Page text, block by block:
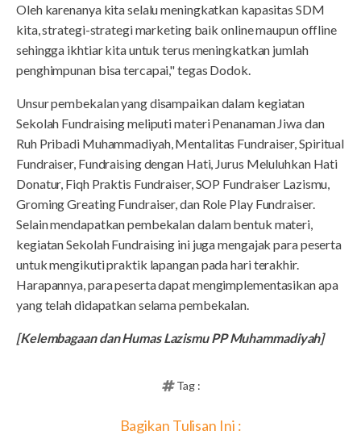
Oleh karenanya kita selalu meningkatkan kapasitas SDM
kita, strategi-strategi marketing baik online maupun offline
sehingga ikhtiar kita untuk terus meningkatkan jumlah
penghimpunan bisa tercapai," tegas Dodok.
Unsur pembekalan yang disampaikan dalam kegiatan
Sekolah Fundraising meliputi materi Penanaman Jiwa dan
Ruh Pribadi Muhammadiyah, Mentalitas Fundraiser, Spiritual
Fundraiser, Fundraising dengan Hati, Jurus Meluluhkan Hati
Donatur, Fiqh Praktis Fundraiser, SOP Fundraiser Lazismu,
Groming Greating Fundraiser, dan Role Play Fundraiser.
Selain mendapatkan pembekalan dalam bentuk materi,
kegiatan Sekolah Fundraising ini juga mengajak para peserta
untuk mengikuti praktik lapangan pada hari terakhir.
Harapannya, para peserta dapat mengimplementasikan apa
yang telah didapatkan selama pembekalan.
[Kelembagaan dan Humas Lazismu PP Muhammadiyah]
Tag :
Bagikan Tulisan Ini :